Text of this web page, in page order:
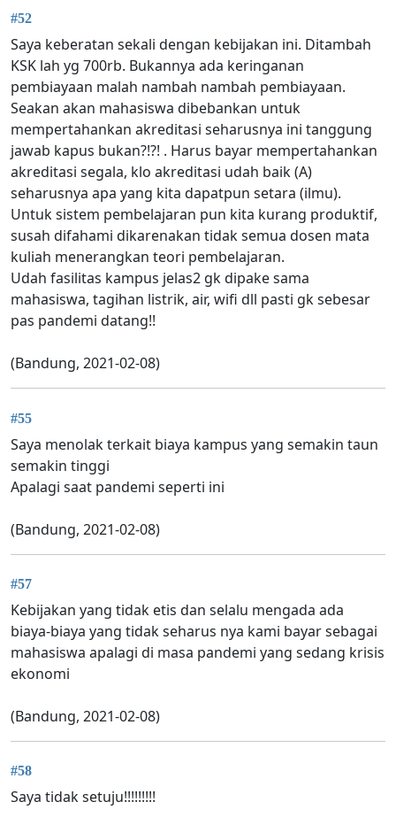
#52
Saya keberatan sekali dengan kebijakan ini. Ditambah
KSK lah yg 700rb. Bukannya ada keringanan
pembiayaan malah nambah nambah pembiayaan.
Seakan akan mahasiswa dibebankan untuk
mempertahankan akreditasi seharusnya ini tanggung
jawab kapus bukan?!?! . Harus bayar mempertahankan
akreditasi segala, klo akreditasi udah baik (A)
seharusnya apa yang kita dapatpun setara (ilmu).
Untuk sistem pembelajaran pun kita kurang produktif,
susah difahami dikarenakan tidak semua dosen mata
kuliah menerangkan teori pembelajaran.
Udah fasilitas kampus jelas2 gk dipake sama
mahasiswa, tagihan listrik, air, wifi dll pasti gk sebesar
pas pandemi datang!!
(Bandung, 2021-02-08)
#55
Saya menolak terkait biaya kampus yang semakin taun
semakin tinggi
Apalagi saat pandemi seperti ini
(Bandung, 2021-02-08)
#57
Kebijakan yang tidak etis dan selalu mengada ada
biaya-biaya yang tidak seharus nya kami bayar sebagai
mahasiswa apalagi di masa pandemi yang sedang krisis
ekonomi
(Bandung, 2021-02-08)
#58
Saya tidak setuju!!!!!!!!!